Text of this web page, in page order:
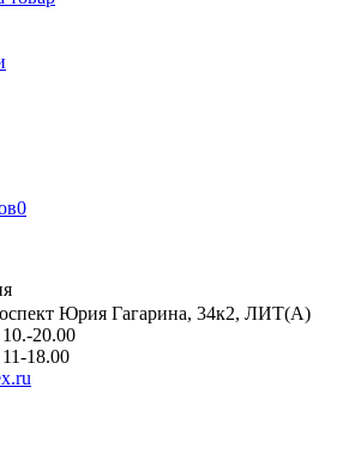
0
Юрия Гагарина, 34к2, ЛИТ(А)
20.00
18.00